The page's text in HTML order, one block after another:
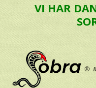
VI HAR
®